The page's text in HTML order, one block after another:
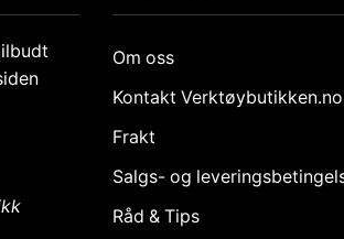
Om oss
Kontakt Verktøybutikken.no
Frakt
Salgs- og
Råd & Tips